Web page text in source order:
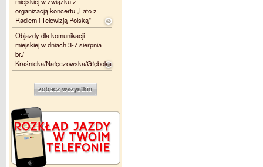
organizacją koncertu „Lato z
Radiem i Telewizją Polską”
Objazdy dla komunikacji
miejskiej w dniach 3-7 sierpnia
br./
Kraśnicka/Nałęczowska/Głęboka